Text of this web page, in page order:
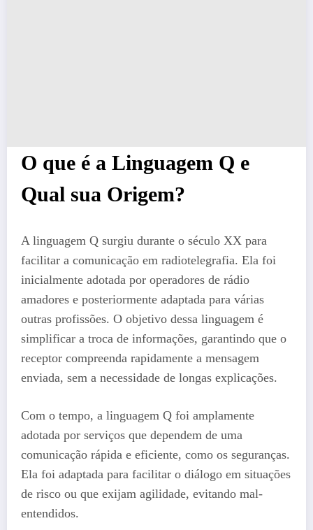
O que é a Linguagem Q e
Qual sua Origem?
A linguagem Q surgiu durante o século XX para
facilitar a comunicação em radiotelegrafia. Ela foi
inicialmente adotada por operadores de rádio
amadores e posteriormente adaptada para várias
outras profissões. O objetivo dessa linguagem é
simplificar a troca de informações, garantindo que o
receptor compreenda rapidamente a mensagem
enviada, sem a necessidade de longas explicações.
Com o tempo, a linguagem Q foi amplamente
adotada por serviços que dependem de uma
comunicação rápida e eficiente, como os seguranças.
Ela foi adaptada para facilitar o diálogo em situações
de risco ou que exijam agilidade, evitando mal-
entendidos.